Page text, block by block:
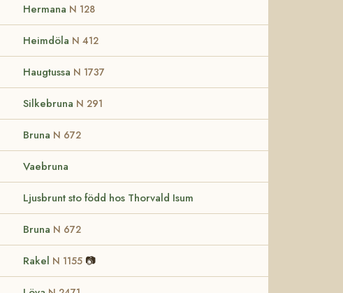
Hermana N 128
Heimdöla N 412
Haugtussa N 1737
Silkebruna N 291
Bruna N 672
Vaebruna
Ljusbrunt sto född hos Thorvald Isum
Bruna N 672
Rakel N 1155 📷